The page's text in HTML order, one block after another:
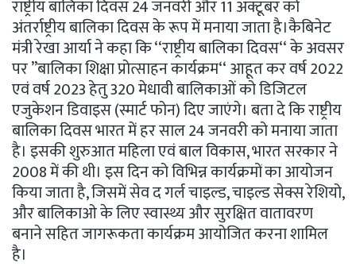
राष्ट्रीय बालिका दिवस 24 जनवरी और 11 अक्टूबर को
अंतर्राष्ट्रीय बालिका दिवस के रूप में मनाया जाता है।कैबिनेट
मंत्री रेखा आर्या ने कहा कि ‘‘राष्ट्रीय बालिका दिवस‘‘ के अवसर
पर ’’बालिका शिक्षा प्रोत्साहन कार्यक्रम‘‘ आहूत कर वर्ष 2022
एवं वर्ष 2023 हेतु 320 मेधावी बालिकाओं को डिजिटल
एजुकेशन डिवाइस (स्मार्ट फोन) दिए जाएंगे। बता दे कि राष्ट्रीय
बालिका दिवस भारत में हर साल 24 जनवरी को मनाया जाता
है। इसकी शुरुआत महिला एवं बाल विकास, भारत सरकार ने
2008 में की थी। इस दिन को विभिन्न कार्यक्रमों का आयोजन
किया जाता है, जिसमें सेव द गर्ल चाइल्ड, चाइल्ड सेक्स रेशियो,
और बालिकाओ के लिए स्वास्थ्य और सुरक्षित वातावरण
बनाने सहित जागरूकता कार्यक्रम आयोजित करना शामिल
है।